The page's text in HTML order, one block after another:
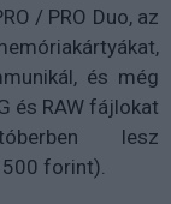
/ PRO Duo, az
és még
és RAW fájlokat
lesz
forint).